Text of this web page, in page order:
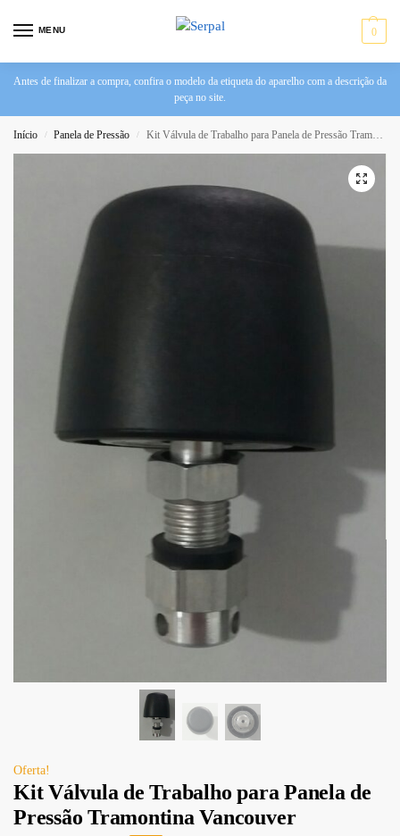
MENU 0
Antes de finalizar a compra, confira o modelo da etiqueta do aparelho com a descrição da
peça no site.
Início / Panela de Pressão / Kit Válvula de Trabalho para Panela de Pressão Tramontina Vancouver
Oferta!
Kit Válvula de Trabalho para Panela de
Pressão Tramontina Vancouver